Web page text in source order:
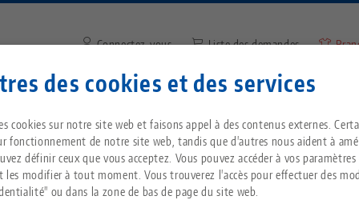
des cookies et des services
cookies sur notre site web et faisons appel à des contenus externes.
fonctionnement de notre site web, tandis que d'autres nous aident à
définir ceux que vous acceptez. Vous pouvez accéder à vos paramètres
modifier à tout moment. Vous trouverez l'accès pour effectuer des
ou dans la zone de bas de page du site web.
notre page US pour voir le contenu spécifique
pays.
Tout d'une seule source
Breadcrumb
À propos de LANG
Service
Téléchargements
Nouvelles
Blog
Connectez-vous Liste des demandes
Saisir un terme de recherche
52, Tour à 2 faces